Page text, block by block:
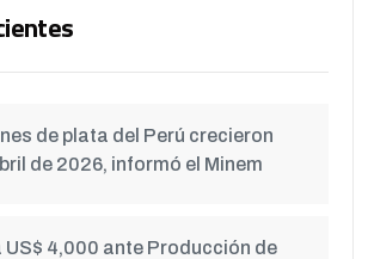
de plata del Perú crecieron
de 2026, informó el Minem
US$ 4,000 ante Producción de